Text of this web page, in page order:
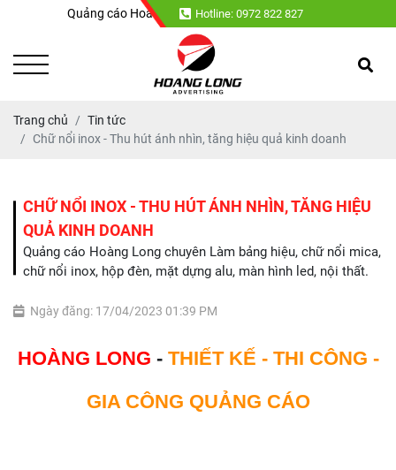
Quảng cáo Hoàng Long chuyên : Làm bảng hiệu, chữ nổi mica,
Hotline: 0972 822 827
Trang chủ
Tin tức
Chữ nổi inox - Thu hút ánh nhìn, tăng hiệu quả kinh doanh
CHỮ NỔI INOX - THU HÚT ÁNH NHÌN, TĂNG HIỆU
QUẢ KINH DOANH
Quảng cáo Hoàng Long chuyên Làm bảng hiệu, chữ nổi mica,
chữ nổi inox, hộp đèn, mặt dựng alu, màn hình led, nội thất.
Ngày đăng: 17/04/2023 01:39 PM
HOÀNG LONG - THIẾT KẾ - THI CÔNG -
GIA CÔNG QUẢNG CÁO